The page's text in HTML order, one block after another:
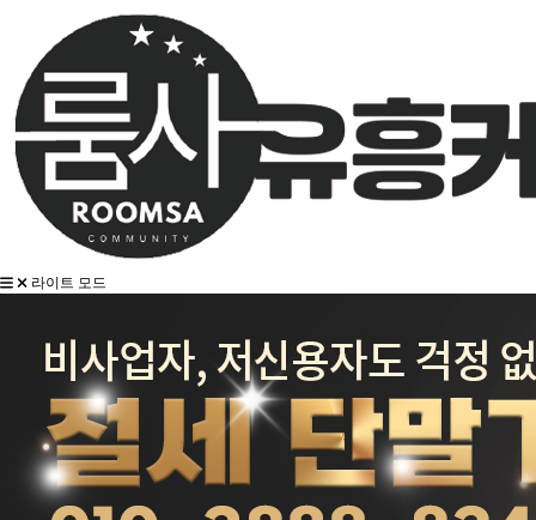
라이트 모드